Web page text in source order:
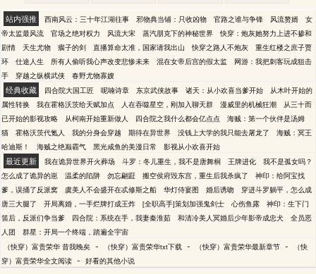
站内强推 西南风云：三十年江湖往事 邪物典当铺：只收凶物 官路之谁与争锋 风流赘婿
女
帝太监最风流
官场之绝对权力 风流大宋 蒸汽朋克下的神秘世界
快穿：炮灰她努力上进不掺和
剧情
天生尤物 瘸子的剑 直播算命太准，国家请我出山 快穿之路人不炮灰
重生红楼之庶子贾
环
仕途人生 所有人偷听我心声改变悲惨未来 混在女帝后宫的假太监
网游：我把刺客玩成狙击
手
穿越之纵横武侠 春野尤物寡嫂
经典收藏 四合院大国工匠 呢喃诗章 东京武侠故事 诸天：从小欢喜当爹开始
从木叶开始的
属性转换
我在霍格沃茨给天赋加点 人在吞噬星空，刚加入聊天群 漫威里的机械狂潮
从三十而
已开始的影视攻略
从柯南开始重新做人 四合院之我什么都会亿点点
海贼：第一个伙伴是汤姆
猫
霍格沃茨代氪人 我的分身会穿越 期待在异世界 没钱上大学的我只能去屠龙了
海贼：冥王
哈迪斯！
海贼之绝巅霸气 黑光咸鱼的美漫日常 影视从小欢喜开始
最近更新 我在诡异世界开火葬场 斗罗：冬儿重生，我不是唐舞桐 王牌进化
我不是孤女吗？
怎么成了诡异的崽
温柔的陷阱 勿忘翩跹 搬空侯府毁东宫，重生后我杀疯了
神印：给阿宝找
爹，误捅了反派窝
虞美人不会盛开在忒修斯之船 华灯侍宴图 婚后诱吻
穿进斗罗躺平，怎么成
唐三大腿了
开局离婚，一手烂牌打成王炸 [全职高手]策划加强鬼剑士 心伤鱼露
神印：生下门
笛后，反派们争当爹
四合院：系统在手，我妻秦淮茹 和清冷美人冥婚后少年影帝成忠犬
全员恶
人团
群星：开局一个终端，踏遍全宇宙
（快穿）富贵荣华 昔我晚矣 - （快穿）富贵荣华txt下载 - （快穿）富贵荣华最新章节 -
（快
穿）富贵荣华全文阅读 - 好看的其他小说